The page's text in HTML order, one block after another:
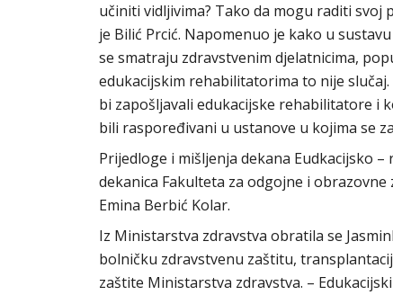
učiniti vidljivima? Tako da mogu raditi svoj
je Bilić Prcić. Napomenuo je kako u
se smatraju zdravstvenim djelatnicima,
edukacijskim rehabilitatorima to nije
bi zapošljavali edukacijske rehabilitatore i
bili raspoređivani u ustanove u kojima se
Prijedloge i mišljenja dekana Eudkacijsko
dekanica Fakulteta za odgojne i
Emina Berbić Kolar.
Iz Ministarstva zdravstva obratila se
bolničku zdravstvenu zaštitu,
zaštite Ministarstva zdravstva. –